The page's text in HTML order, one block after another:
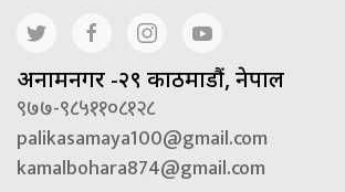
अनामनगर -२९ काठमाडौं, नेपाल
९७७-९८५११०८१२८
palikasamaya100@gmail.com
kamalbohara874@gmail.com